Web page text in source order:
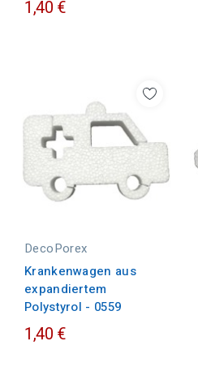
1,40 €
DecoPorex
Krankenwagen aus
expandiertem
Polystyrol - 0559
1,40 €